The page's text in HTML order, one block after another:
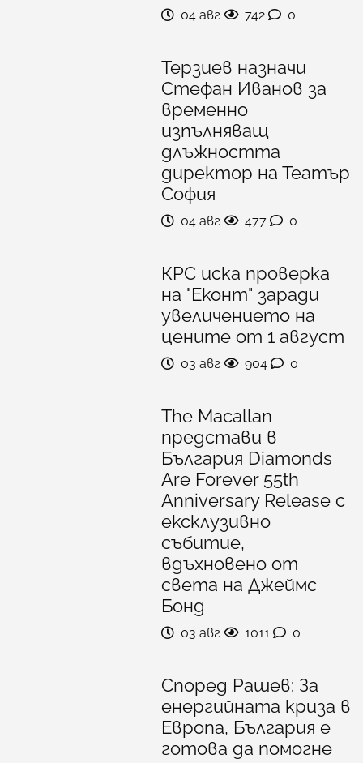
04 авг 742 0
Терзиев назначи
Стефан Иванов за
временно
изпълняващ
длъжността
директор на Театър
София
04 авг 477 0
КРС иска проверка
на "Еконт" заради
увеличението на
цените от 1 август
03 авг 904 0
The Macallan
представи в
България Diamonds
Are Forever 55th
Anniversary Release с
ексклузивно
събитие,
вдъхновено от
света на Джеймс
Бонд
03 авг 1011 0
Според Рашев: За
енергийната криза в
Европа, България е
готова да помогне